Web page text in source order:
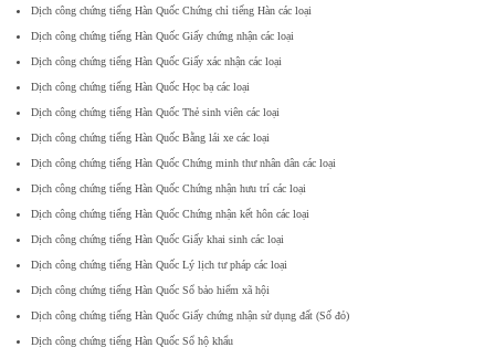
Dịch công chứng tiếng Hàn Quốc Chứng chỉ tiếng Hàn các loại
Dịch công chứng tiếng Hàn Quốc Giấy chứng nhận các loại
Dịch công chứng tiếng Hàn Quốc Giấy xác nhận các loại
Dịch công chứng tiếng Hàn Quốc Học bạ các loại
Dịch công chứng tiếng Hàn Quốc Thẻ sinh viên các loại
Dịch công chứng tiếng Hàn Quốc Bằng lái xe các loại
Dịch công chứng tiếng Hàn Quốc Chứng minh thư nhân dân các loại
Dịch công chứng tiếng Hàn Quốc Chứng nhận hưu trí các loại
Dịch công chứng tiếng Hàn Quốc Chứng nhận kết hôn các loại
Dịch công chứng tiếng Hàn Quốc Giấy khai sinh các loại
Dịch công chứng tiếng Hàn Quốc Lý lịch tư pháp các loại
Dịch công chứng tiếng Hàn Quốc Sổ bảo hiểm xã hội
Dịch công chứng tiếng Hàn Quốc Giấy chứng nhận sử dụng đất (Số đỏ)
Dịch công chứng tiếng Hàn Quốc Sổ hộ khẩu